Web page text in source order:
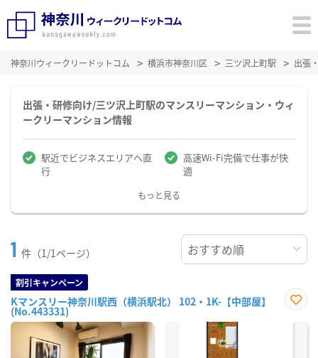
神奈川ウィークリードットコム 横浜市神奈川区 三ツ沢上町駅 出張
出張・研修向け/三ツ沢上町駅のマンスリーマンション・ウィ
ークリーマンション情報
駅近でビジネスエリアへ直
行
高速Wi-Fi完備で仕事が快
適
もっと見る
1 件（1/1ページ）
割引キャンペーン
Kマンスリー神奈川駅西（横浜駅北） 102・1K-【中部屋】
(No.443331)
に入